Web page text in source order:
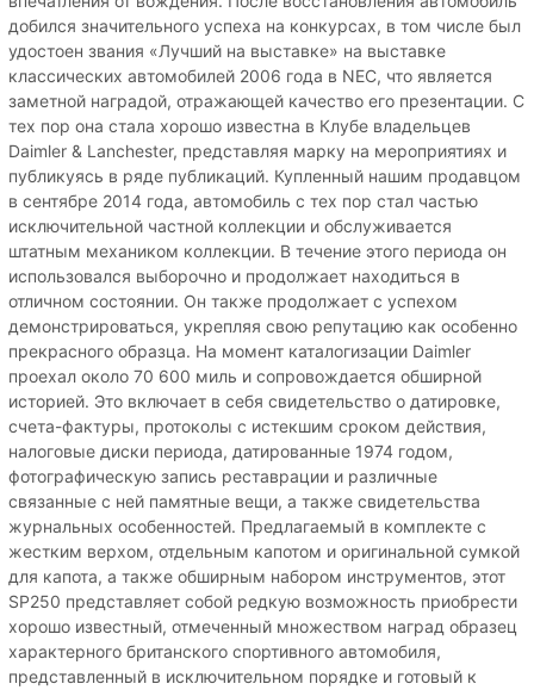
добился значительного успеха на конкурсах, в том числе был
удостоен звания «Лучший на выставке» на выставке
классических автомобилей 2006 года в NEC, что является
заметной наградой, отражающей качество его презентации. С
тех пор она стала хорошо известна в Клубе владельцев
Daimler & Lanchester, представляя марку на мероприятиях и
публикуясь в ряде публикаций. Купленный нашим продавцом
в сентябре 2014 года, автомобиль с тех пор стал частью
исключительной частной коллекции и обслуживается
штатным механиком коллекции. В течение этого периода он
использовался выборочно и продолжает находиться в
отличном состоянии. Он также продолжает с успехом
демонстрироваться, укрепляя свою репутацию как особенно
прекрасного образца. На момент каталогизации Daimler
проехал около 70 600 миль и сопровождается обширной
историей. Это включает в себя свидетельство о датировке,
счета-фактуры, протоколы с истекшим сроком действия,
налоговые диски периода, датированные 1974 годом,
фотографическую запись реставрации и различные
связанные с ней памятные вещи, а также свидетельства
журнальных особенностей. Предлагаемый в комплекте с
жестким верхом, отдельным капотом и оригинальной сумкой
для капота, а также обширным набором инструментов, этот
SP250 представляет собой редкую возможность приобрести
хорошо известный, отмеченный множеством наград образец
характерного британского спортивного автомобиля,
представленный в исключительном порядке и готовый к